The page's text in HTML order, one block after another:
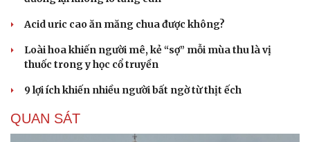
Acid uric cao ăn măng chua được không?
Loài hoa khiến người mê, kẻ “sợ” mỗi mùa thu là vị
thuốc trong y học cổ truyền
9 lợi ích khiến nhiều người bất ngờ từ thịt ếch
QUAN SÁT